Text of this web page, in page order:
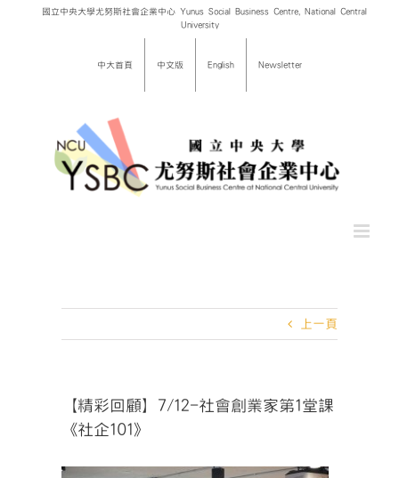
國立中央大學尤努斯社會企業中心 Yunus Social Business Centre, National Central
University
中大首頁 中文版 English Newsletter
上一頁
【精彩回顧】7/12-社會創業家第1堂課
《社企101》